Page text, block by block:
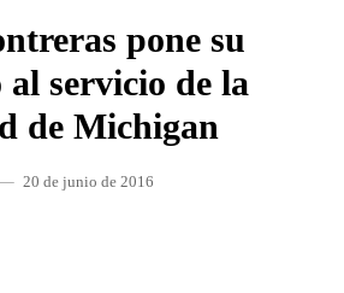
pone su
servicio de la
de Michigan
20 de junio de 2016